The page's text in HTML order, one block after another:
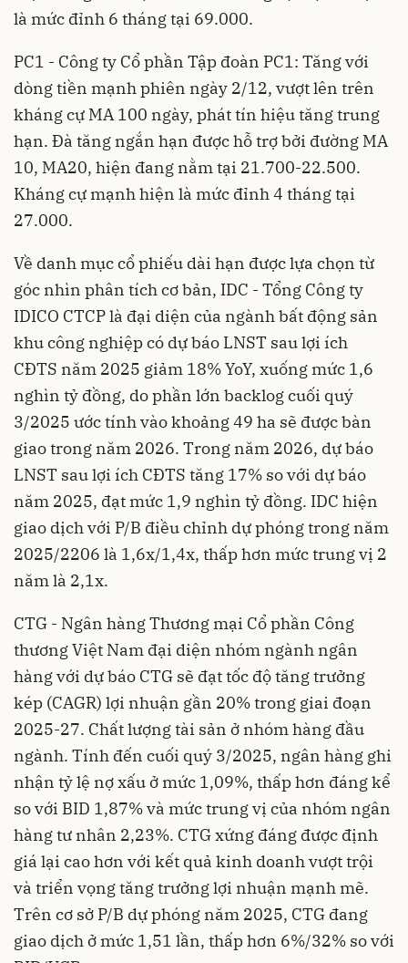
là mức đỉnh 6 tháng tại 69.000.
PC1 - Công ty Cổ phần Tập đoàn PC1: Tăng với
dòng tiền mạnh phiên ngày 2/12, vượt lên trên
kháng cự MA 100 ngày, phát tín hiệu tăng trung
hạn. Đà tăng ngắn hạn được hỗ trợ bởi đường MA
10, MA20, hiện đang nằm tại 21.700-22.500.
Kháng cự mạnh hiện là mức đỉnh 4 tháng tại
27.000.
Về danh mục cổ phiếu dài hạn được lựa chọn từ
góc nhìn phân tích cơ bản, IDC - Tổng Công ty
IDICO CTCP là đại diện của ngành bất động sản
khu công nghiệp có dự báo LNST sau lợi ích
CĐTS năm 2025 giảm 18% YoY, xuống mức 1,6
nghìn tỷ đồng, do phần lớn backlog cuối quý
3/2025 ước tính vào khoảng 49 ha sẽ được bàn
giao trong năm 2026. Trong năm 2026, dự báo
LNST sau lợi ích CĐTS tăng 17% so với dự báo
năm 2025, đạt mức 1,9 nghìn tỷ đồng. IDC hiện
giao dịch với P/B điều chỉnh dự phóng trong năm
2025/2206 là 1,6x/1,4x, thấp hơn mức trung vị 2
năm là 2,1x.
CTG - Ngân hàng Thương mại Cổ phần Công
thương Việt Nam đại diện nhóm ngành ngân
hàng với dự báo CTG sẽ đạt tốc độ tăng trưởng
kép (CAGR) lợi nhuận gần 20% trong giai đoạn
2025-27. Chất lượng tài sản ở nhóm hàng đầu
ngành. Tính đến cuối quý 3/2025, ngân hàng ghi
nhận tỷ lệ nợ xấu ở mức 1,09%, thấp hơn đáng kể
so với BID 1,87% và mức trung vị của nhóm ngân
hàng tư nhân 2,23%. CTG xứng đáng được định
giá lại cao hơn với kết quả kinh doanh vượt trội
và triển vọng tăng trưởng lợi nhuận mạnh mẽ.
Trên cơ sở P/B dự phóng năm 2025, CTG đang
giao dịch ở mức 1,51 lần, thấp hơn 6%/32% so với